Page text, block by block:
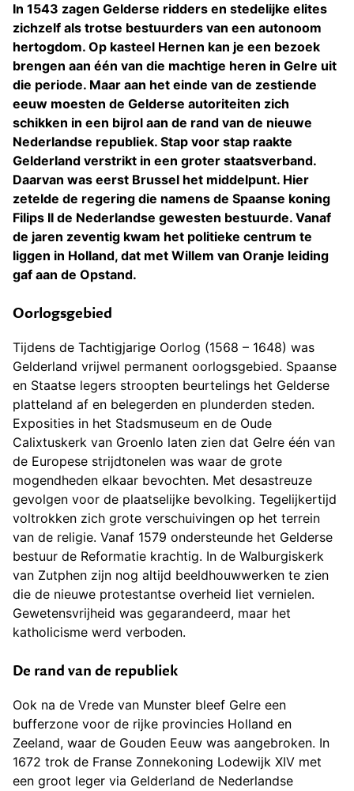
In 1543 zagen Gelderse ridders en stedelijke elites
zichzelf als trotse bestuurders van een autonoom
hertogdom. Op kasteel Hernen kan je een bezoek
brengen aan één van die machtige heren in Gelre uit
die periode. Maar aan het einde van de zestiende
eeuw moesten de Gelderse autoriteiten zich
schikken in een bijrol aan de rand van de nieuwe
Nederlandse republiek. Stap voor stap raakte
Gelderland verstrikt in een groter staatsverband.
Daarvan was eerst Brussel het middelpunt. Hier
zetelde de regering die namens de Spaanse koning
Filips II de Nederlandse gewesten bestuurde. Vanaf
de jaren zeventig kwam het politieke centrum te
liggen in Holland, dat met Willem van Oranje leiding
gaf aan de Opstand.
Oorlogsgebied
Tijdens de Tachtigjarige Oorlog (1568 – 1648) was
Gelderland vrijwel permanent oorlogsgebied. Spaanse
en Staatse legers stroopten beurtelings het Gelderse
platteland af en belegerden en plunderden steden.
Exposities in het Stadsmuseum en de Oude
Calixtuskerk van Groenlo laten zien dat Gelre één van
de Europese strijdtonelen was waar de grote
mogendheden elkaar bevochten. Met desastreuze
gevolgen voor de plaatselijke bevolking. Tegelijkertijd
voltrokken zich grote verschuivingen op het terrein
van de religie. Vanaf 1579 ondersteunde het Gelderse
bestuur de Reformatie krachtig. In de Walburgiskerk
van Zutphen zijn nog altijd beeldhouwwerken te zien
die de nieuwe protestantse overheid liet vernielen.
Gewetensvrijheid was gegarandeerd, maar het
katholicisme werd verboden.
De rand van de republiek
Ook na de Vrede van Munster bleef Gelre een
bufferzone voor de rijke provincies Holland en
Zeeland, waar de Gouden Eeuw was aangebroken. In
1672 trok de Franse Zonnekoning Lodewijk XIV met
een groot leger via Gelderland de Nederlandse